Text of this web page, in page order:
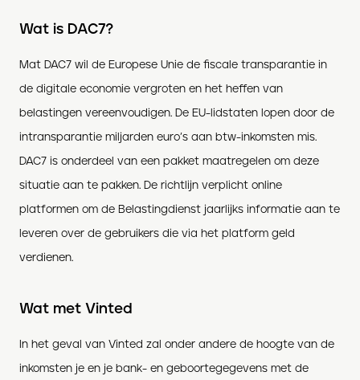
Wat is DAC7?
Mat DAC7 wil de Europese Unie de fiscale transparantie in
de digitale economie vergroten en het heffen van
belastingen vereenvoudigen. De EU-lidstaten lopen door de
intransparantie miljarden euro’s aan btw-inkomsten mis.
DAC7 is onderdeel van een pakket maatregelen om deze
situatie aan te pakken. De richtlijn verplicht online
platformen om de Belastingdienst jaarlijks informatie aan te
leveren over de gebruikers die via het platform geld
verdienen.
Wat met Vinted
In het geval van Vinted zal onder andere de hoogte van de
inkomsten je en je bank- en geboortegegevens met de